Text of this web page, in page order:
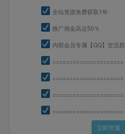
全站资源免费获取1年
推广佣金高达50％
内部会员专属【QQ】交流群
=====================
=====================
=====================
=====================
立即开通